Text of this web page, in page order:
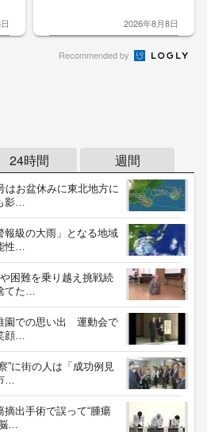
2026年8月8日
Recommended by
24時間 週間
はお盆休みに東北地方に
影…
報級の大雨」となる地域
性…
困難を乗り越え挑戦続
てた…
園での思い出 運動会で
顔…
”に街の人は「成功例見
…
摘出手術で誤って“腫瘍
…